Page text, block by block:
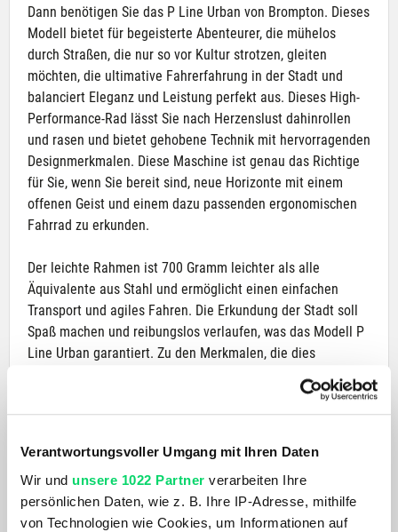
Verantwortungsvoller Umgang mit Ihren Daten
Wir und unsere 1022 Partner verarbeiten Ihre
persönlichen Daten, wie z. B. Ihre IP-Adresse, mithilfe
von Technologien wie Cookies, um Informationen auf
Dann benötigen Sie das P Line Urban von Brompton. Dieses
Modell bietet für begeisterte Abenteurer, die mühelos
durch Straßen, die nur so vor Kultur strotzen, gleiten
möchten, die ultimative Fahrerfahrung in der Stadt und
balanciert Eleganz und Leistung perfekt aus. Dieses High-
Performance-Rad lässt Sie nach Herzenslust dahinrollen
und rasen und bietet gehobene Technik mit hervorragenden
Designmerkmalen. Diese Maschine ist genau das Richtige
für Sie, wenn Sie bereit sind, neue Horizonte mit einem
offenen Geist und einem dazu passenden ergonomischen
Fahrrad zu erkunden.
Der leichte Rahmen ist 700 Gramm leichter als alle
Äquivalente aus Stahl und ermöglicht einen einfachen
Transport und agiles Fahren. Die Erkundung der Stadt soll
Spaß machen und reibungslos verlaufen, was das Modell P
Line Urban garantiert. Zu den Merkmalen, die dies
Federungsblock, der stoßdämpfende Titanrahmen und die
4-Gang-Schaltung, die für eine komfortable Fahrt bei jeder
wurde bei der Entwicklung der intelligenten Schaltung auch
an das Abenteuer in der Stadt gedacht, so dass Sie sicher
und kontrolliert um enge Kurven und durch den Verkehr
schlängeln können.